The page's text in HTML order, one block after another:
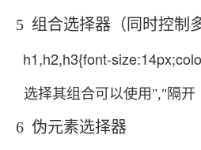
5 组合选择器（同时控制
h1,h2,h3{font-
选择其组合可以使用","隔开
6 伪元素选择器